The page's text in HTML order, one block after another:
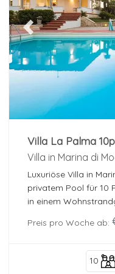
Previous
Villa La Palma 10p
Villa in Marina di
Luxuriöse Villa in
privatem Pool für 10
in einem
Felsenstrand und
Preis pro Woche ab:
10